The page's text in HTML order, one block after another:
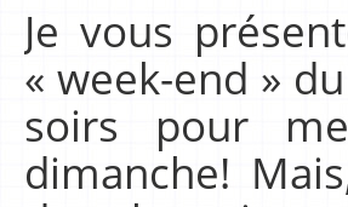
Je vous
« week-end »
soirs pour
dimanche!